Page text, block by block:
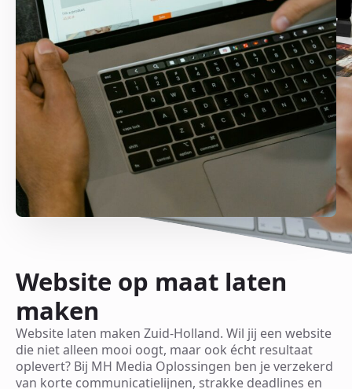
Website op maat laten
maken
Website laten maken Zuid-Holland. Wil jij een website
die niet alleen mooi oogt, maar ook écht resultaat
oplevert? Bij MH Media Oplossingen ben je verzekerd
van korte communicatielijnen, strakke deadlines en